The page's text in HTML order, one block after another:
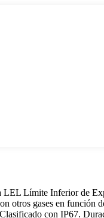
Límite Inferior de
otros gases en función
con IP67.